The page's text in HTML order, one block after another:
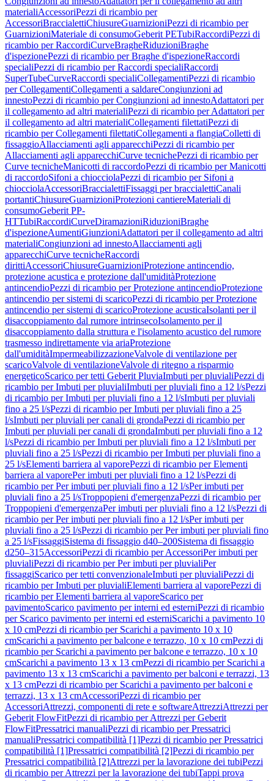
materialiAccessoriPezzi di ricambio per
AccessoriBraccialettiChiusureGuarnizioniPezzi di ricambio per
GuarnizioniMateriale di consumoGeberit PETubiRaccordiPezzi di
ricambio per RaccordiCurveBragheRiduzioniBraghe
d'ispezionePezzi di ricambio per Braghe d'ispezioneRaccordi
specialiPezzi di ricambio per Raccordi specialiRaccordi
SuperTubeCurveRaccordi specialiCollegamentiPezzi di ricambio
per CollegamentiCollegamenti a saldareCongiunzioni ad
innestoPezzi di ricambio per Congiunzioni ad innestoAdattatori per
il collegamento ad altri materialiPezzi di ricambio per Adattatori per
il collegamento ad altri materialiCollegamenti filettatiPezzi di
ricambio per Collegamenti filettatiCollegamenti a flangiaColletti di
fissaggioAllacciamenti agli apparecchiPezzi di ricambio per
Allacciamenti agli apparecchiCurve tecnichePezzi di ricambio per
Curve tecnicheManicotti di raccordoPezzi di ricambio per Manicotti
di raccordoSifoni a chiocciolaPezzi di ricambio per Sifoni a
chiocciolaAccessoriBraccialettiFissaggi per braccialettiCanali
portantiChiusureGuarnizioniProtezioni cantiereMateriali di
consumoGeberit PP-
HTTubiRaccordiCurveDiramazioniRiduzioniBraghe
d'ispezioneAumentiGiunzioniAdattatori per il collegamento ad altri
materialiCongiunzioni ad innestoAllacciamenti agli
apparecchiCurve tecnicheRaccordi
dirittiAccessoriChiusureGuarnizioniProtezione antincendio,
protezione acustica e protezione dall'umiditàProtezione
antincendioPezzi di ricambio per Protezione antincendioProtezione
antincendio per sistemi di scaricoPezzi di ricambio per Protezione
antincendio per sistemi di scaricoProtezione acusticaIsolanti per il
disaccoppiamento dal rumore intrinsecoIsolamento per il
disaccoppiamento dalla struttura e l'isolamento acustico del rumore
trasmesso indirettamente via ariaProtezione
dall'umiditàImpermeabilizzazioneValvole di ventilazione per
scaricoValvole di ventilazioneValvole di ritegno a risparmio
energeticoScarico per tetti Geberit PluviaImbuti per pluvialiPezzi di
ricambio per Imbuti per pluvialiImbuti per pluviali fino a 12 l/sPezzi
di ricambio per Imbuti per pluviali fino a 12 l/sImbuti per pluviali
fino a 25 l/sPezzi di ricambio per Imbuti per pluviali fino a 25
l/sImbuti per pluviali per canali di grondaPezzi di ricambio per
Imbuti per pluviali per canali di grondaImbuti per pluviali fino a 12
l/sPezzi di ricambio per Imbuti per pluviali fino a 12 l/sImbuti per
pluviali fino a 25 l/sPezzi di ricambio per Imbuti per pluviali fino a
25 l/sElementi barriera al vaporePezzi di ricambio per Elementi
barriera al vaporePer imbuti per pluviali fino a 12 l/sPezzi di
ricambio per Per imbuti per pluviali fino a 12 l/sPer imbuti per
pluviali fino a 25 l/sTroppopieni d'emergenzaPezzi di ricambio per
Troppopieni d'emergenzaPer imbuti per pluviali fino a 12 l/sPezzi di
ricambio per Per imbuti per pluviali fino a 12 l/sPer imbuti per
pluviali fino a 25 l/sPezzi di ricambio per Per imbuti per pluviali fino
a 25 l/sFissaggiSistema di fissaggio d40–200Sistema di fissaggio
d250–315AccessoriPezzi di ricambio per AccessoriPer imbuti per
pluvialiPezzi di ricambio per Per imbuti per pluvialiPer
fissaggiScarico per tetti convenzionaleImbuti per pluvialiPezzi di
ricambio per Imbuti per pluvialiElementi barriera al vaporePezzi di
ricambio per Elementi barriera al vaporeScarico per
pavimentoScarico pavimento per interni ed esterniPezzi di ricambio
per Scarico pavimento per interni ed esterniScarichi a pavimento 10
x 10 cmPezzi di ricambio per Scarichi a pavimento 10 x 10
cmScarichi a pavimento per balcone e terrazzo, 10 x 10 cmPezzi di
ricambio per Scarichi a pavimento per balcone e terrazzo, 10 x 10
cmScarichi a pavimento 13 x 13 cmPezzi di ricambio per Scarichi a
pavimento 13 x 13 cmScarichi a pavimento per balconi e terrazzi, 13
x 13 cmPezzi di ricambio per Scarichi a pavimento per balconi e
terrazzi, 13 x 13 cmAccessoriPezzi di ricambio per
AccessoriAttrezzi, componenti di rete e softwareAttrezziAttrezzi per
Geberit FlowFitPezzi di ricambio per Attrezzi per Geberit
FlowFitPressatrici manualiPezzi di ricambio per Pressatrici
manualiPressatrici compatibilità [1]Pezzi di ricambio per Pressatrici
compatibilità [1]Pressatrici compatibilità [2]Pezzi di ricambio per
Pressatrici compatibilità [2]Attrezzi per la lavorazione dei tubiPezzi
di ricambio per Attrezzi per la lavorazione dei tubiTappi prova